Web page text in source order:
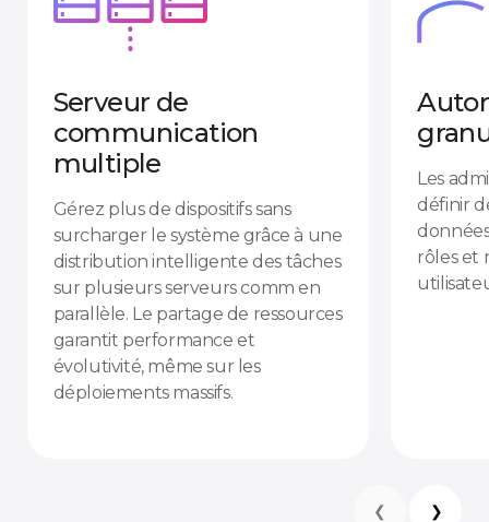
Serveur de
communication
multiple
Gérez plus de dispositifs sans
surcharger le système grâce à une
distribution intelligente des tâches
sur plusieurs serveurs comm en
parallèle. Le partage de ressources
garantit performance et
évolutivité, même sur les
déploiements massifs.
Les
définir
rôles et
❮ ❯